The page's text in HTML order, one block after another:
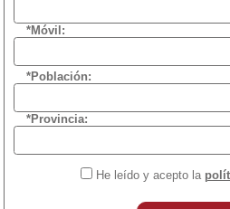
*Móvil:
*Población:
*Provincia:
He leído y acepto la